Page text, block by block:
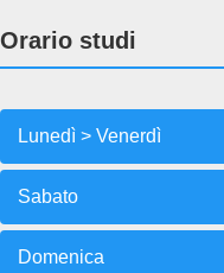
Orario studi
Lunedì > Venerdì
Sabato
Domenica